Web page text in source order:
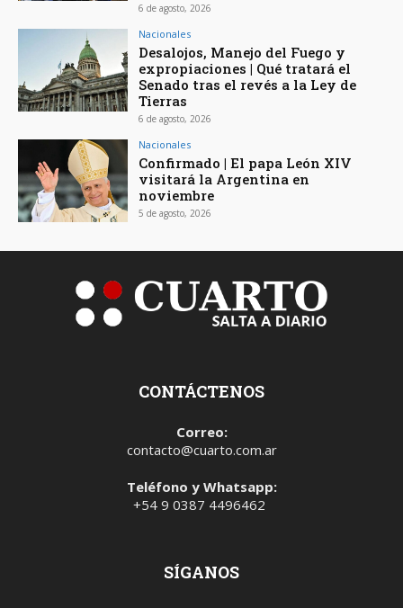
6 de agosto, 2026
Nacionales
Desalojos, Manejo del Fuego y
expropiaciones | Qué tratará el
Senado tras el revés a la Ley de
Tierras
6 de agosto, 2026
Nacionales
Confirmado | El papa León XIV
visitará la Argentina en
noviembre
5 de agosto, 2026
CONTÁCTENOS
Correo:
contacto@cuarto.com.ar
Teléfono y Whatsapp:
+54 9 0387 4496462
SÍGANOS